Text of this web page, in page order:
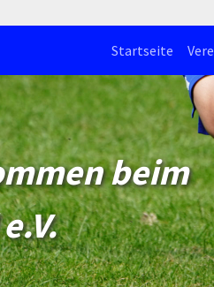
Startseite
beim